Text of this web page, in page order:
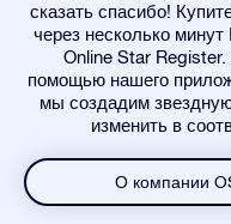
сказать спасибо!
через несколько
Online Star
помощью нашего
мы создадим
изменить в
О компании